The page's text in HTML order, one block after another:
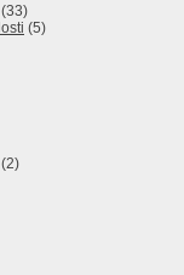
(33)
(5)
(2)